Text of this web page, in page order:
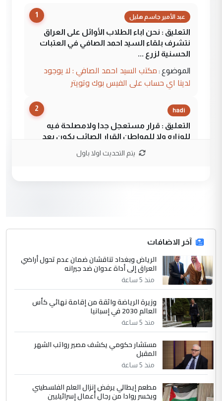
1 عبد الأمير جاسم هليل
التعليق : نحن اباء الطلاب الأوائل على العراق
نتشرف بلقاء السيد احمد الصافي في العتبات
الحسنية لزرع ...
الموضوع : مكتب السيد احمد الصافي : لا يوجود
لدينا اي حساب على الفيس بوك وتويتر
2 hadi
التعليق : قرار مستعجل جدا ولامصلحة فيه
للوزاره ولا للمواطن القرار الصائب يكون بعد
جنسية الرافد الثالث للعراق ومن اصول عريقة
ابا فرات ...
الموضوع :
الجواهري يرد على صدام حسين سل
مضجعيك يابن الزنا (نص كامل)
سردار
التعليق : واحد من عصابة علي ماما يسقط
جنسية الرافد الثالث للعراق ومن اصول عريقة
ابا فرات ...
الموضوع :
الجواهري يرد على صدام حسين سل
مضجعيك يابن الزنا (نص كامل)
5 حيدر عاشور
يتم التحديث اولا باول
آخر الاضافات
الرياض وبغداد تناقشان ضمان عدم تحول أراضي
العراق إلى أداة عدوان ضد جيرانه
منذ 5 ساعة
وزيرة الرياضة واثقة من إقامة نهائي كأس
العالم 2030 في إسبانيا
منذ 5 ساعة
مستشار حكومي يكشف مصير رواتب الشهر
المقبل
منذ 5 ساعة
مطعم إيطالي يرفض إنزال العلم الفلسطيني
ويخسر روادا من رجال أعمال إسرائيليين